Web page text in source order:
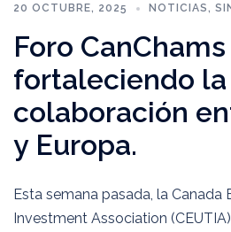
20 OCTUBRE, 2025 NOTICIAS,
Foro
fortaleciendo la
colaboración
y Europa.
Esta semana pasada, la Canada
Investment Association